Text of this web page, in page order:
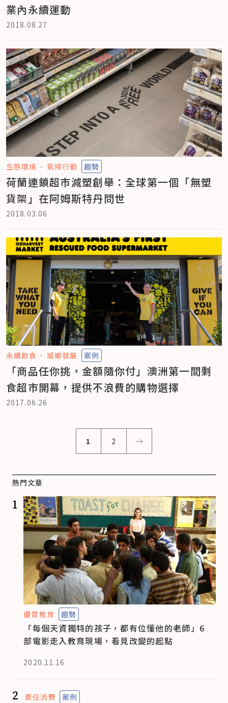
業內永續運動
2018.08.27
生態環境 氣候行動 趨勢
荷蘭連鎖超市減塑創舉：全球第一個「無塑
貨架」在阿姆斯特丹問世
2018.03.06
永續飲食 城鄉發展 案例
「商品任你挑，金額隨你付」澳洲第一間剩
食超市開幕，提供不浪費的購物選擇
2017.06.26
1 2
熱門文章
1
優質教育 趨勢
「每個天資獨特的孩子，都有位懂他的老師」6
部電影走入教育現場，看見改變的起點
2020.11.16
2 責任消費 案例